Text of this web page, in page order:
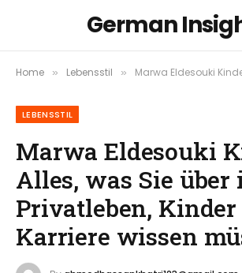
German
Home » Lebensstil » Marwa Eldesouki Kinder – Alles, was Sie über ihr
LEBENSSTIL
Marwa Eldesouki
Alles, was Sie über
Privatleben,
Karriere wissen